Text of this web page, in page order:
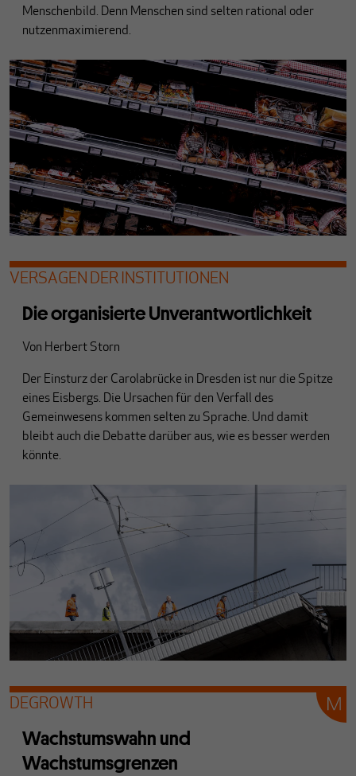
Menschenbild. Denn Menschen sind selten rational oder
nutzenmaximierend.
VERSAGEN DER INSTITUTIONEN
Die organisierte Unverantwortlichkeit
Von Herbert Storn
Der Einsturz der Carolabrücke in Dresden ist nur die Spitze
eines Eisbergs. Die Ursachen für den Verfall des
Gemeinwesens kommen selten zu Sprache. Und damit
bleibt auch die Debatte darüber aus, wie es besser werden
könnte.
DEGROWTH
Wachstumswahn und
Wachstumsgrenzen